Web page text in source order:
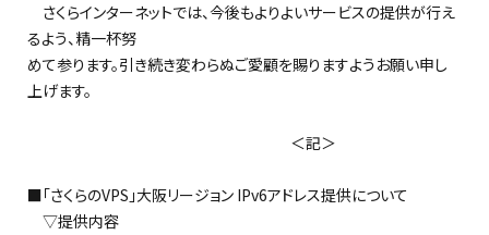
さくらインターネットでは、今後もよりよいサービスの提供が行え
るよう、精一杯努
めて参ります。引き続き変わらぬご愛顧を賜りますようお願い申し
上げます。
＜記＞
■「さくらのVPS」大阪リージョン IPv6アドレス提供について
▽提供内容